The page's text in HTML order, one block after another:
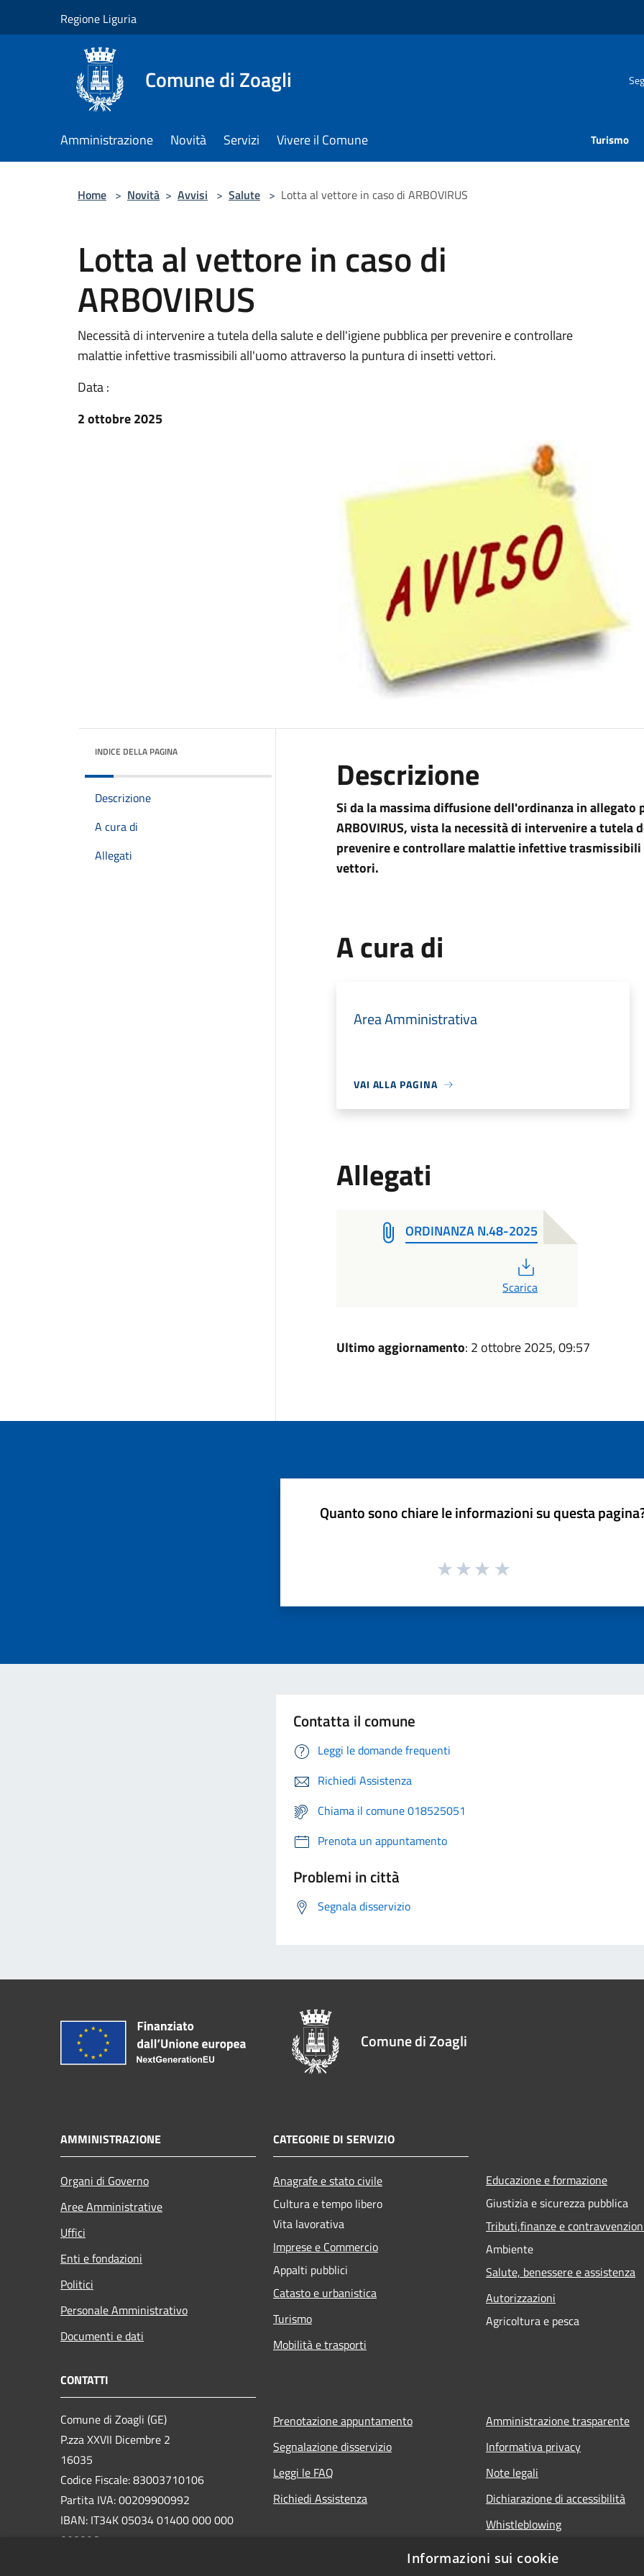
Regione Liguria
Comune di Zoagli
Amministrazione Novità Servizi Vivere il Comune Turismo
Home > Novità > Avvisi > Salute > Lotta al vettore in caso di ARBOVIRUS
Lotta al vettore in caso di
ARBOVIRUS
Necessità di intervenire a tutela della salute e dell'igiene pubblica per prevenire e controllare
malattie infettive trasmissibili all'uomo attraverso la puntura di insetti vettori.
Data :
2 ottobre 2025
INDICE DELLA PAGINA
Descrizione
A cura di
Allegati
Descrizione
Si da la massima diffusione dell'ordinanza in
ARBOVIRUS, vista la necessità di intervenire a tutela
prevenire e controllare malattie infettive
vettori.
A cura di
Area Amministrativa
VAI ALLA PAGINA
Allegati
ORDINANZA N.48-2025
Scarica
Ultimo aggiornamento: 2 ottobre 2025, 09:57
Quanto sono chiare le informazioni su questa
Contatta il comune
Leggi le domande frequenti
Richiedi Assistenza
Chiama il comune 018525051
Prenota un appuntamento
Problemi in città
Segnala disservizio
Comune di Zoagli
AMMINISTRAZIONE
Organi di Governo
Aree Amministrative
Uffici
Enti e fondazioni
Politici
Personale Amministrativo
Documenti e dati
CATEGORIE DI SERVIZIO
Anagrafe e stato civile
Cultura e tempo libero
Vita lavorativa
Imprese e Commercio
Appalti pubblici
Catasto e urbanistica
Turismo
Mobilità e trasporti
Educazione e formazione
Giustizia e sicurezza pubblica
Tributi,finanze e
Ambiente
Salute, benessere e assistenza
Autorizzazioni
Agricoltura e pesca
CONTATTI
Comune di Zoagli (GE)
P.zza XXVII Dicembre 2
16035
Codice Fiscale: 83003710106
Partita IVA: 00209900992
IBAN: IT34K 05034 01400 000 000
008806
Prenotazione appuntamento
Segnalazione disservizio
Leggi le FAQ
Richiedi Assistenza
Amministrazione trasparente
Informativa privacy
Note legali
Dichiarazione di accessibilità
Whistleblowing
Piano di miglioramento dei
Informazioni sui cookie